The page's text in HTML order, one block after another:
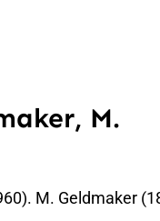
M.
M. Geldmaker